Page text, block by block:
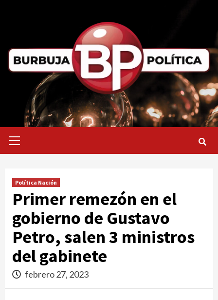
primario
Política Nación
Primer remezón en el
gobierno de Gustavo
Petro, salen 3 ministros
del gabinete
febrero 27, 2023